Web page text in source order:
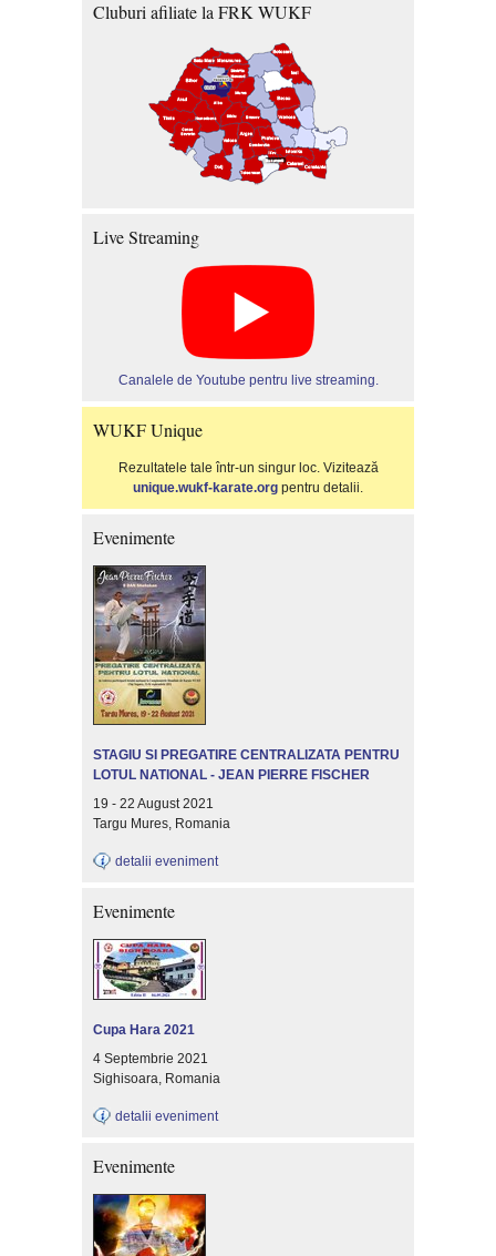
Cluburi afiliate la FRK WUKF
Live Streaming
Canalele de Youtube pentru live streaming.
WUKF Unique
Rezultatele tale într-un singur loc. Vizitează
unique.wukf-karate.org pentru detalii.
Evenimente
STAGIU SI PREGATIRE CENTRALIZATA PENTRU
LOTUL NATIONAL - JEAN PIERRE FISCHER
19 - 22 August 2021
Targu Mures, Romania
detalii eveniment
Evenimente
Cupa Hara 2021
4 Septembrie 2021
Sighisoara, Romania
detalii eveniment
Evenimente